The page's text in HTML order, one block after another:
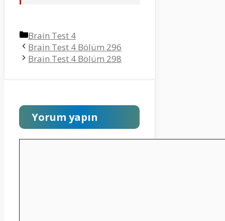
Kategoriler
Brain Test 4
Brain Test 4 Bölüm 296
Brain Test 4 Bölüm 298
Yorum yapın